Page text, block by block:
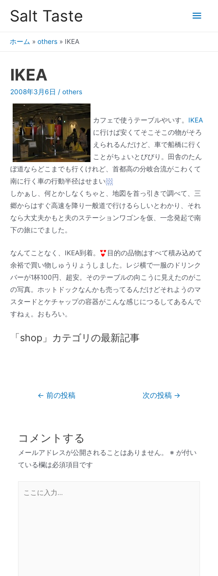
Salt Taste
ホーム » others » IKEA
IKEA
2008年3月6日 /others
カフェで使うテーブルやいす。 IKEA
に行けば安くてそこそこの物がそろ
えられるんだけど、車で船橋に行く
ことがちょいとびびり。田舎のたん
ぼ道ならどこまでも行くけれど、首都高の分岐合流がこわくて
南に行く車の行動半径はせまい
しかぁし、何とかしなくちゃと、地図を首っ引きで調べて、三
郷からはすぐ高速を降り一般道で行けるらしいとわかり、それ
なら大丈夫かもと夫のステーションワゴンを仮、一念発起で南
下の旅にでました。
なんてことなく、IKEA到着。
目的の品物はすべて積み込めて
余裕で買い物しゅうりょうしました。レジ横で一服のドリンク
バーが1杯100円、超安。そのテーブルの向こうに見えたのがこ
の写真。ホットドックなんかも売ってるんだけどそれようのマ
スタードとケチャップの容器がこんな感じにつるしてあるんで
すねぇ。おもろい。
「shop」カテゴリの最新記事
← 前の投稿 次の投稿 →
コメントする
メールアドレスが公開されることはありません。 ※ が付い
ている欄は必須項目です